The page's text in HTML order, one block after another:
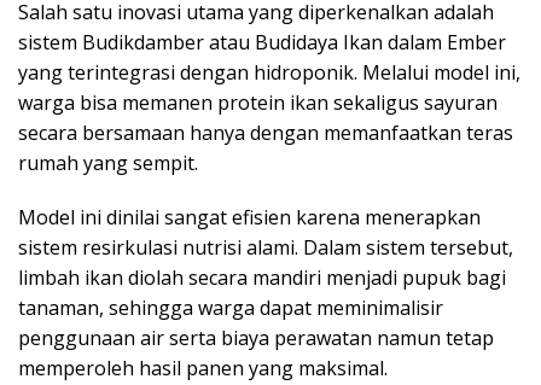
Salah satu inovasi utama yang diperkenalkan adalah
sistem Budikdamber atau Budidaya Ikan dalam Ember
yang terintegrasi dengan hidroponik. Melalui model ini,
warga bisa memanen protein ikan sekaligus sayuran
secara bersamaan hanya dengan memanfaatkan teras
rumah yang sempit.
Model ini dinilai sangat efisien karena menerapkan
sistem resirkulasi nutrisi alami. Dalam sistem tersebut,
limbah ikan diolah secara mandiri menjadi pupuk bagi
tanaman, sehingga warga dapat meminimalisir
penggunaan air serta biaya perawatan namun tetap
memperoleh hasil panen yang maksimal.